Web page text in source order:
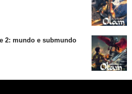
2: mundo e submundo